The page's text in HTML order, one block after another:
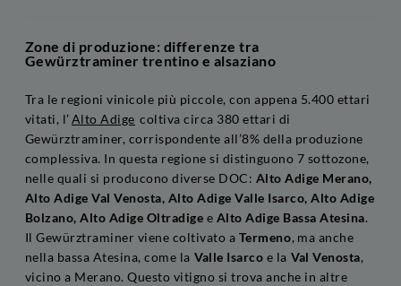
Zone di produzione: differenze tra
Gewürztraminer trentino e alsaziano
Tra le regioni vinicole più piccole, con appena 5.400 ettari
vitati, l’Alto Adige coltiva circa 380 ettari di
Gewürztraminer, corrispondente all’8% della produzione
complessiva. In questa regione si distinguono 7 sottozone,
nelle quali si producono diverse DOC: Alto Adige Merano,
Alto Adige Val Venosta, Alto Adige Valle Isarco, Alto Adige
Bolzano, Alto Adige Oltradige e Alto Adige Bassa Atesina.
Il Gewürztraminer viene coltivato a Termeno, ma anche
nella bassa Atesina, come la Valle Isarco e la Val Venosta,
vicino a Merano. Questo vitigno si trova anche in altre